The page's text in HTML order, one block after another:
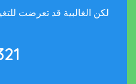
لكن الغالبية قد تعرضت